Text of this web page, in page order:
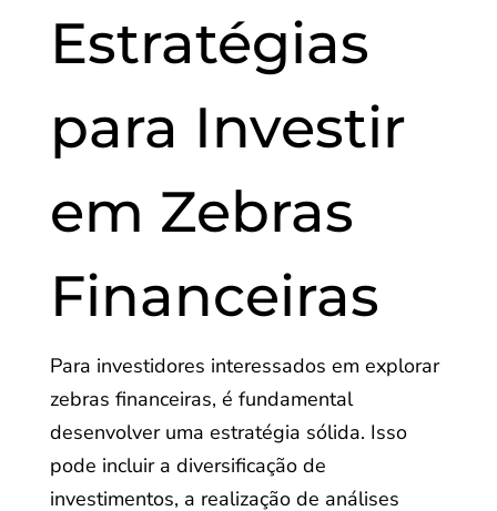
Estratégias
para Investir
em Zebras
Financeiras
Para investidores interessados em explorar
zebras financeiras, é fundamental
desenvolver uma estratégia sólida. Isso
pode incluir a diversificação de
investimentos, a realização de análises